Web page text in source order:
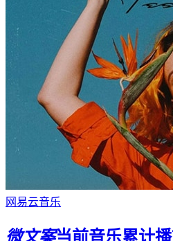
网易云音乐
微文案当前音乐累计